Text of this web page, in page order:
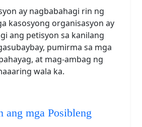
ay nagbabahagi rin ng
kasosyong organisasyon ay
ang petisyon sa kanilang
pumirma sa mga
at mag-ambag ng
wala ka.
ang mga Posibleng